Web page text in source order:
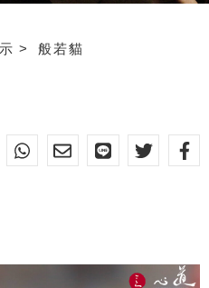
示 般若貓